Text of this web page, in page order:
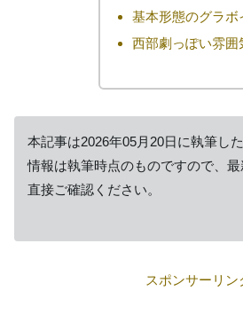
基本形態のグラボ
西部劇っぽい雰囲
本記事は2026年05月20日に執筆し
情報は執筆時点のものですので、
直接ご確認ください。
スポンサーリン